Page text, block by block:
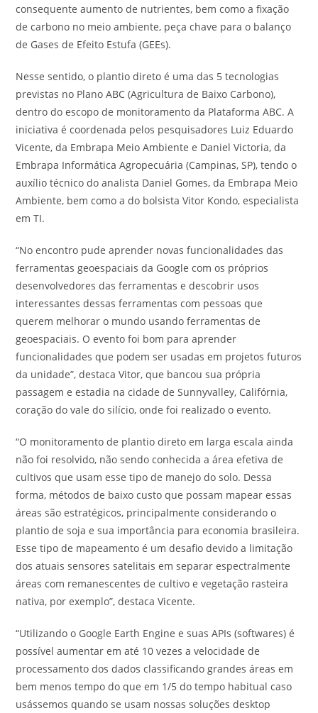
consequente aumento de nutrientes, bem como a fixação
de carbono no meio ambiente, peça chave para o balanço
de Gases de Efeito Estufa (GEEs).
Nesse sentido, o plantio direto é uma das 5 tecnologias
previstas no Plano ABC (Agricultura de Baixo Carbono),
dentro do escopo de monitoramento da Plataforma ABC. A
iniciativa é coordenada pelos pesquisadores Luiz Eduardo
Vicente, da Embrapa Meio Ambiente e Daniel Victoria, da
Embrapa Informática Agropecuária (Campinas, SP), tendo o
auxílio técnico do analista Daniel Gomes, da Embrapa Meio
Ambiente, bem como a do bolsista Vitor Kondo, especialista
em TI.
“No encontro pude aprender novas funcionalidades das
ferramentas geoespaciais da Google com os próprios
desenvolvedores das ferramentas e descobrir usos
interessantes dessas ferramentas com pessoas que
querem melhorar o mundo usando ferramentas de
geoespaciais. O evento foi bom para aprender
funcionalidades que podem ser usadas em projetos futuros
da unidade”, destaca Vitor, que bancou sua própria
passagem e estadia na cidade de Sunnyvalley, Califórnia,
coração do vale do silício, onde foi realizado o evento.
“O monitoramento de plantio direto em larga escala ainda
não foi resolvido, não sendo conhecida a área efetiva de
cultivos que usam esse tipo de manejo do solo. Dessa
forma, métodos de baixo custo que possam mapear essas
áreas são estratégicos, principalmente considerando o
plantio de soja e sua importância para economia brasileira.
Esse tipo de mapeamento é um desafio devido a limitação
dos atuais sensores satelitais em separar espectralmente
áreas com remanescentes de cultivo e vegetação rasteira
nativa, por exemplo”, destaca Vicente.
“Utilizando o Google Earth Engine e suas APIs (softwares) é
possível aumentar em até 10 vezes a velocidade de
processamento dos dados classificando grandes áreas em
bem menos tempo do que em 1/5 do tempo habitual caso
usássemos quando se usam nossas soluções desktop